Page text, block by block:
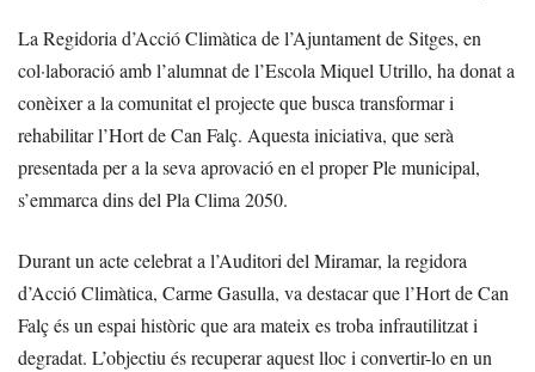
La Regidoria d’Acció Climàtica de l’Ajuntament de Sitges, en
col·laboració amb l’alumnat de l’Escola Miquel Utrillo, ha donat a
conèixer a la comunitat el projecte que busca transformar i
rehabilitar l’Hort de Can Falç. Aquesta iniciativa, que serà
presentada per a la seva aprovació en el proper Ple municipal,
s’emmarca dins del Pla Clima 2050.
Durant un acte celebrat a l’Auditori del Miramar, la regidora
d’Acció Climàtica, Carme Gasulla, va destacar que l’Hort de Can
Falç és un espai històric que ara mateix es troba infrautilitzat i
degradat. L’objectiu és recuperar aquest lloc i convertir-lo en un